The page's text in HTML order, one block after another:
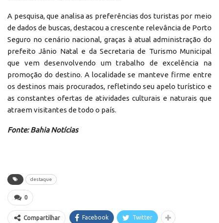
A pesquisa, que analisa as preferências dos turistas por meio
de dados de buscas, destacou a crescente relevância de Porto
Seguro no cenário nacional, graças à atual administração do
prefeito Jânio Natal e da Secretaria de Turismo Municipal
que vem desenvolvendo um trabalho de excelência na
promoção do destino. A localidade se manteve firme entre
os destinos mais procurados, refletindo seu apelo turístico e
as constantes ofertas de atividades culturais e naturais que
atraem visitantes de todo o país.
Fonte: Bahia Notícias
destaque
0
Compartilhar Facebook Twitter